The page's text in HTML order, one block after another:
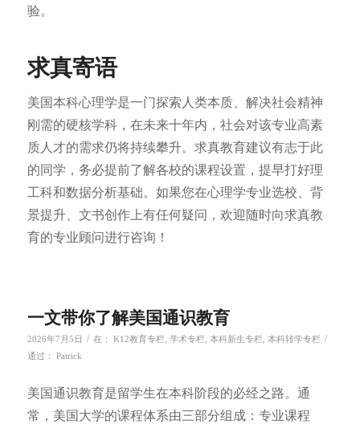
验。
求真寄语
美国本科心理学是一门探索人类本质、解决社会精神
刚需的硬核学科，在未来十年内，社会对该专业高素
质人才的需求仍将持续攀升。求真教育建议有志于此
的同学，务必提前了解各校的课程设置，提早打好理
工科和数据分析基础。如果您在心理学专业选校、背
景提升、文书创作上有任何疑问，欢迎随时向求真教
育的专业顾问进行咨询！
一文带你了解美国通识教育
2026年7月5日 / 在： K12教育专栏, 学术专栏, 本科新生专栏, 本科转学专栏 /
通过： Patrick
美国通识教育是留学生在本科阶段的必经之路。通
常，美国大学的课程体系由三部分组成：专业课程